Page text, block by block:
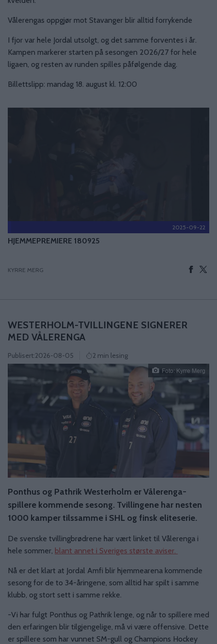
Vålerengas oppgjør mot Stavanger blir alltid forrykende
I fjor var hele Jordal utsolgt, og det samme forventes i år.
Kampen markerer starten på sesongen 2026/27 for hele
ligaen, og resten av runden spilles påfølgende dag.
Billettslipp: mandag 18. august kl. 12:00
2025-09-22
HJEMMEPREMIERE 180925
KYRRE MERG
WESTERHOLM-TVILLINGENE SIGNERER
MED VÅLERENGA
Publisert:2026-08-05 2 min lesing
Foto: Kyrre Merg
Ponthus og Pathrik Westerholm er Vålerenga-
spillere kommende sesong. Tvillingene har nesten
1000 kamper tilssamme i SHL og finsk eliteserie.
De svenske tvillingbrødrene har vært linket til Vålerenga i
hele sommer, blant annet i Sveriges største aviser.
Nå er det klart at Jordal Amfi blir hjemmearena kommende
sesong for de to 34-åringene, som alltid har spilt i samme
klubb, og stort sett i samme rekke.
-Vi har fulgt Ponthus og Pathrik lenge, og når to spillere med
den erfaringen blir tilgjengelige, må vi være offensive. Dette
er spillere som har vunnet SM-gull og Champions Hockey